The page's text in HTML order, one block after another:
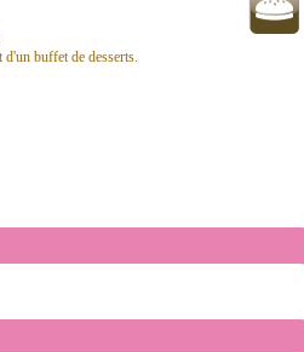
d'un buffet de desserts.